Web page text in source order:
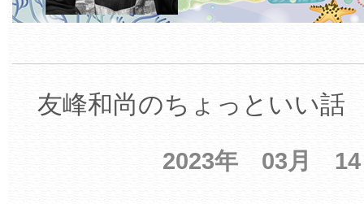
友峰和尚のちょっといい話
2023年 03月